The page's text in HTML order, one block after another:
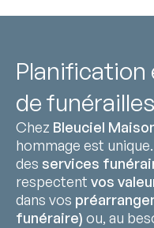
de
Chez Bleuciel
hommage est
des services
respectent vos
dans vos
funéraire) ou, au